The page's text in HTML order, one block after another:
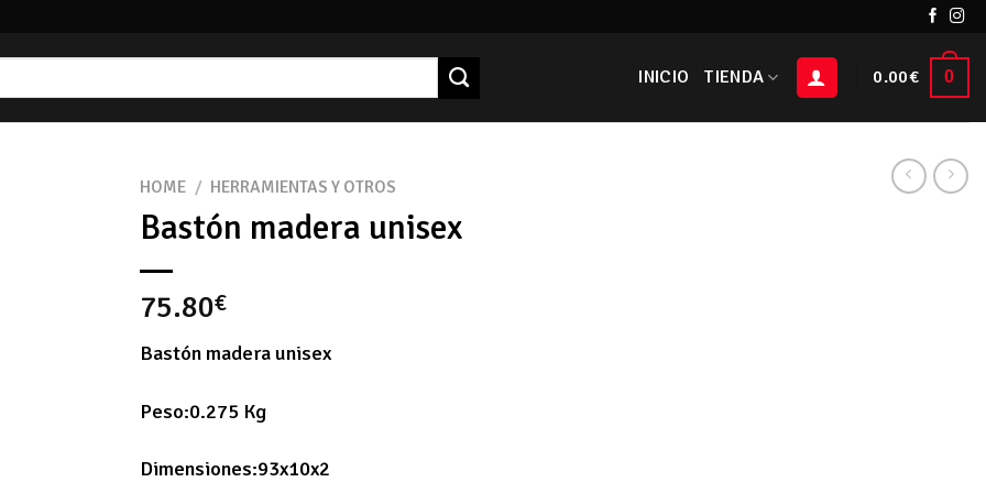
INICIO TIENDA 0.00€ 0
HOME / HERRAMIENTAS Y OTROS
Bastón madera unisex
75.80€
Bastón madera unisex
Peso:0.275 Kg
Dimensiones:93x10x2